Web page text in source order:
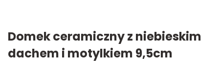
Domek ceramiczny z niebieskim
dachem i motylkiem 9,5cm